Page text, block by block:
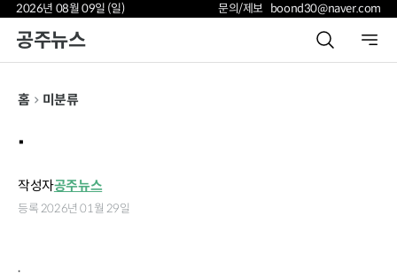
2026년 08월 09일 (일) 문의/제보 boond30@naver.com
공주뉴스
홈 미분류
.
작성자공주뉴스
등록 2026년 01월 29일
.